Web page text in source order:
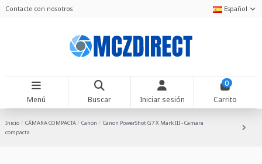
Contacte con nosotros Español
Menú Buscar Iniciar sesión
0
Carrito
Inicio CÁMARA COMPACTA Canon
Canon PowerShot G7 X Mark III - Camara
compacta